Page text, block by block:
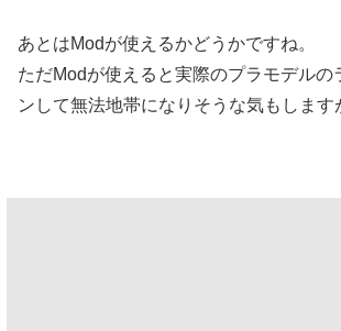
あとはModが使えるかどうかですね。
ただModが使えると実際のプラモデルの
ンして無法地帯になりそうな気もしま